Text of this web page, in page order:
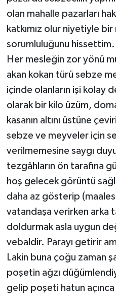
olan mahalle pazarları
katkımız olur niyetiyle
sorumluluğunu hissettim.
Her mesleğin zor yönü
akan kokan türü sebze
içinde olanların işi kolay
olarak bir kilo üzüm,
kasanın altını üstüne
sebze ve meyveler için
verilmemesine saygı
tezgâhların ön tarafına
hoş gelecek görüntü
daha az gösterip
vatandaşa verirken arka
doldurmak asla uygun
vebaldir. Parayı getirir
Lakin buna çoğu zaman
poşetin ağzı
gelip poşeti hatun açınca